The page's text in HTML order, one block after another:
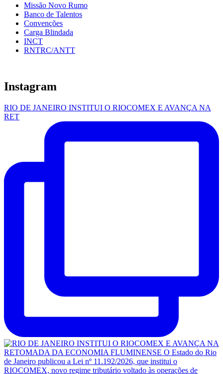
Missão Novo Rumo
Banco de Talentos
Convenções
Carga Blindada
INCT
RNTRC/ANTT
Instagram
RIO DE JANEIRO INSTITUI O RIOCOMEX E AVANÇA NA
RET